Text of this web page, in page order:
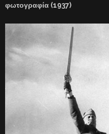
φωτογραφία (1937)